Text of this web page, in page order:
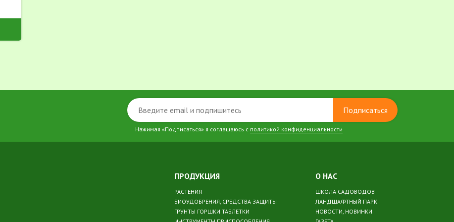
Подписаться
Нажимая «Подписаться» я соглашаюсь с политикой конфиденциальности
ПРОДУКЦИЯ
РАСТЕНИЯ
БИОУДОБРЕНИЯ, СРЕДСТВА ЗАЩИТЫ
ГРУНТЫ ГОРШКИ ТАБЛЕТКИ
О НАС
ШКОЛА САДОВОДОВ
ЛАНДШАФТНЫЙ ПАРК
НОВОСТИ, НОВИНКИ